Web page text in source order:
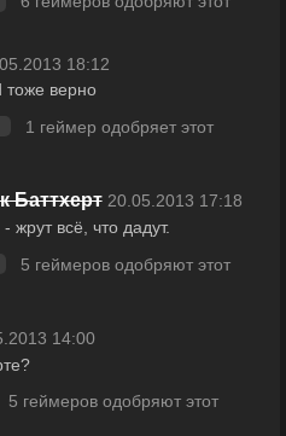
18:12
тоже верно
1 геймер одобряет этот
Баттхерт 20.05.2013 17:18
жрут всё, что дадут.
5 геймеров одобряют этот
14:00
5 геймеров одобряют этот